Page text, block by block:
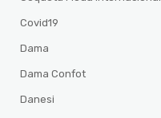
Covid19
Dama
Dama Confot
Danesi